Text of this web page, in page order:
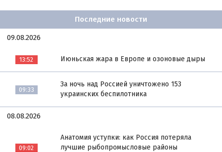
Последние новости
09.08.2026
13:52 Июньская жара в Европе и озоновые дыры
09:33
За ночь над Россией уничтожено 153
украинских беспилотника
08.08.2026
09:02
Анатомия уступки: как Россия потеряла
лучшие рыбопромысловые районы